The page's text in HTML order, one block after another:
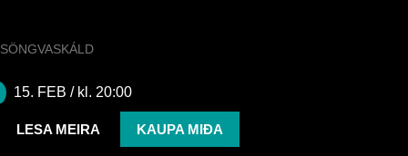
SÖNGVASKÁLD
15. FEB / kl. 20:00
LESA MEIRA KAUPA MIÐA